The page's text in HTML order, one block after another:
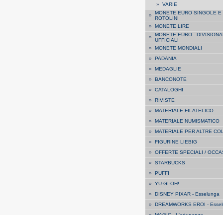
» VARIE
» MONETE EURO SINGOLE E
ROTOLINI
» MONETE LIRE
» MONETE EURO -
UFFICIALI
» MONETE MONDIALI
» PADANIA
» MEDAGLIE
» BANCONOTE
» CATALOGHI
» RIVISTE
» MATERIALE FILATELICO
» MATERIALE NUMISMATICO
» MATERIALE PER ALTRE
» FIGURINE LIEBIG
» OFFERTE SPECIALI /
» STARBUCKS
» PUFFI
» YU-GI-OH!
» DISNEY PIXAR - Esselunga
» DREAMWORKS EROI -